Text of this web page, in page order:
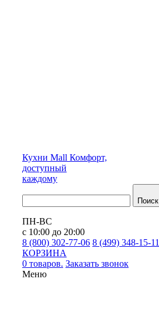
Кухни Mall Комфорт,
доступный
каждому
Поиск
ПН-ВС
с 10:00 до 20:00
8 (800) 302-77-06 8 (499) 348-15-11
КОРЗИНА
0 товаров. Заказать звонок
Меню